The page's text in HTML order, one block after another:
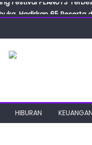
Hadirkan 65
Festival PEANUTS
HIBURAN KEUANGAN